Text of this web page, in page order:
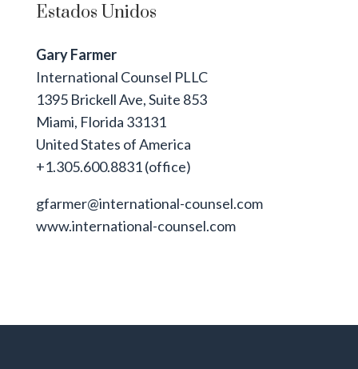
Estados Unidos
Gary Farmer
International Counsel PLLC
1395 Brickell Ave, Suite 853
Miami, Florida 33131
United States of America
+1.305.600.8831 (office)
gfarmer@international-counsel.com
www.international-counsel.com